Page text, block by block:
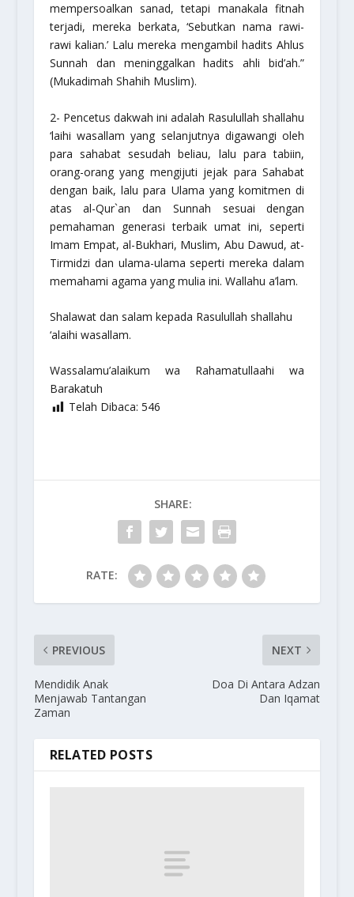
mempersoalkan sanad, tetapi manakala fitnah
terjadi, mereka berkata, ‘Sebutkan nama rawi-
rawi kalian.’ Lalu mereka mengambil hadits Ahlus
Sunnah dan meninggalkan hadits ahli bid’ah.”
(Mukadimah Shahih Muslim).
2- Pencetus dakwah ini adalah Rasulullah shallahu
‘laihi wasallamyang selanjutnya digawangi oleh
para sahabat sesudah beliau, lalu para tabiin,
orang-orang yang mengijuti jejak para Sahabat
dengan baik, lalu para Ulama yang komitmen di
atas al-Qur`an dan Sunnah sesuai dengan
pemahaman generasi terbaik umat ini, seperti
Imam Empat, al-Bukhari, Muslim, Abu Dawud, at-
Tirmidzi dan ulama-ulama seperti mereka dalam
memahami agama yang mulia ini. Wallahu a’lam.
Shalawat dan salam kepada Rasulullah shallahu
‘alaihi wasallam.
Wassalamu’alaikum wa Rahamatullaahi wa
Barakatuh
Telah Dibaca: 546
SHARE:
RATE:
PREVIOUS
Mendidik Anak
Menjawab Tantangan
Zaman
NEXT
Doa Di Antara Adzan
Dan Iqamat
RELATED POSTS